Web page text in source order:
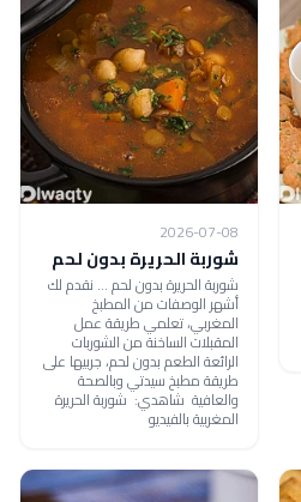
2026-07-08
شوربة الحريرة بدون لحم
شوربة الحريرة بدون لحم ... نقدم لك
أشهر الوصفات من المطبخ
المغربي، تعلمي طريقة عمل
المقبلات الساخنة من الشوربات
الرائعة الطعم بدون لحم، جربيها على
طريقة مطبخ سيدتي وبالصحة
والعافية شاهدي: شوربة الحريرة
المغربية بالفيديو